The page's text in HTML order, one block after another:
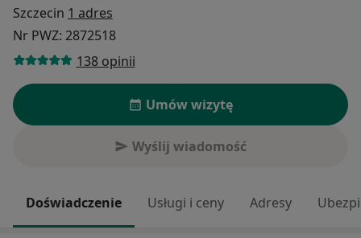
Szczecin 1 adres
Nr PWZ: 2872518
138 opinii
Umów wizytę
Wyślij wiadomość
Doświadczenie Usługi i ceny Adresy